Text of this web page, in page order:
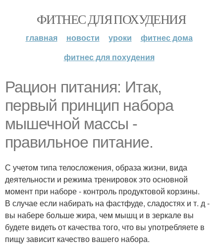
ФИТНЕС ДЛЯ ПОХУДЕНИЯ
главная новости уроки
фитнес дома
фитнес для похудения
Рацион питания: Итак,
первый принцип набора
мышечной массы -
правильное питание.
С учетом типа телосложения, образа жизни, вида
деятельности и режима тренировок это основной
момент при наборе - контроль продуктовой корзины.
В случае если набирать на фастфуде, сладостях и т. д -
вы набере больше жира, чем мышц и в зеркале вы
будете видеть от качества того, что вы употребляете в
пищу зависит качество вашего набора.